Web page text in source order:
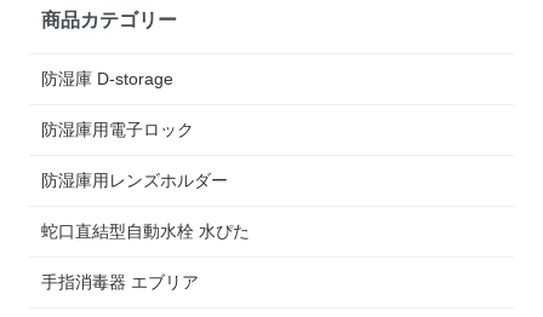
商品カテゴリー
防湿庫 D-storage
防湿庫用電子ロック
防湿庫用レンズホルダー
蛇口直結型自動水栓 水ぴた
手指消毒器 エブリア